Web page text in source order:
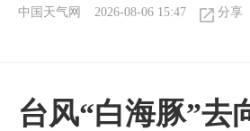
中国天气网 2026-08-06 15:47 分享
台风“白海豚”去